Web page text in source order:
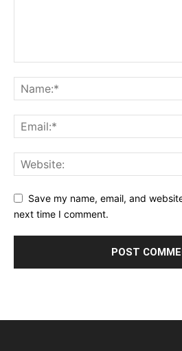
Save my name, email, and
next time I comment.